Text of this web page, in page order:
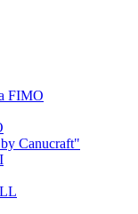
FIMO
Canucraft"